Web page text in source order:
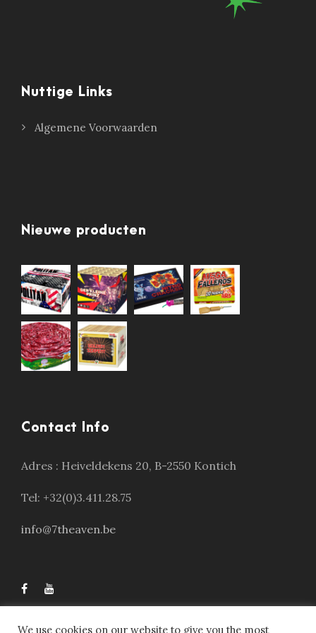
Nuttige Links
Algemene Voorwaarden
Nieuwe producten
Contact Info
Adres : Heiveldekens 20, B-2550 Kontich
Tel: +32(0)3.411.28.75
info@7theaven.be
We use cookies on our website to give you the most